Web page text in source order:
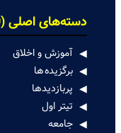
دسته‌های اصلی (20)
آموزش و اخلاق
برگزیده ها
پربازدیدها
تیتر اول
جامعه